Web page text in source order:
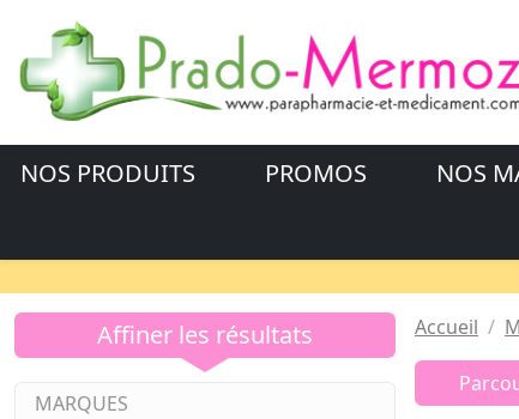
NOS PRODUITS PROMOS NOS
Accueil
Affiner les résultats
MARQUES